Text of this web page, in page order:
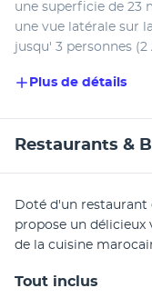
une superficie de 23
une vue latérale sur
jusqu' 3 personnes (2
Plus de détails
Restaurants &
Doté d'un restaurant
propose un délicieux
de la cuisine
Tout inclus